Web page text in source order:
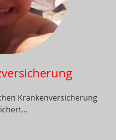
Krankenversicherung